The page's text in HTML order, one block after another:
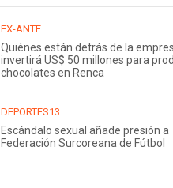
EX-ANTE
Quiénes están detrás de la
invertirá US$ 50 millones para
chocolates en Renca
DEPORTES13
Escándalo sexual añade presión a
Federación Surcoreana de Fútbol